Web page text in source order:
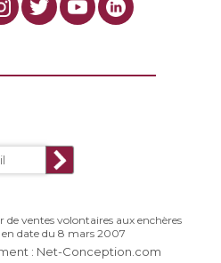
ventes volontaires aux enchères
date du 8 mars 2007
: Net-Conception.com